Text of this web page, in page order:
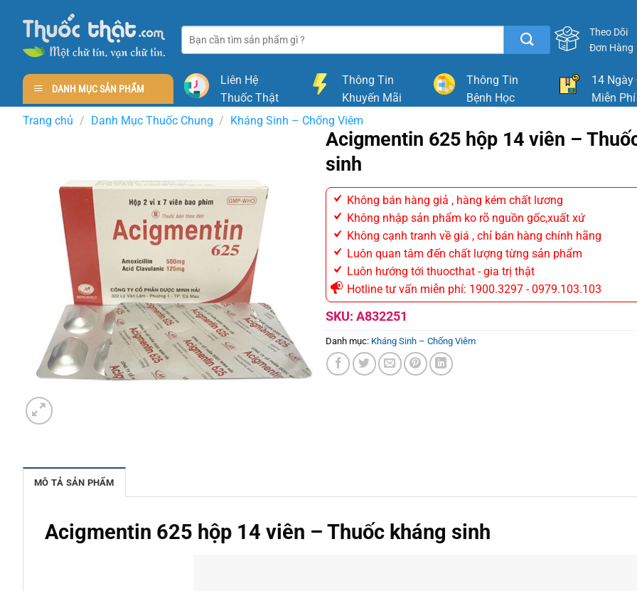
content
kiếm:
Theo Dõi
Đơn Hàng
DANH MỤC SẢN PHẨM
Liên Hệ
Thuốc Thật
Thông Tin
Khuyến Mãi
Thông Tin
Bệnh Học
14 Ngày
Miễn
Trang chủ / Danh Mục Thuốc Chung / Kháng Sinh – Chống Viêm
Acigmentin 625 hộp 14 viên –
sinh
Không bán hàng giả , hàng kém chất lương
Không nhập sản phẩm ko rõ nguồn gốc,xuất xứ
Không cạnh tranh về giá , chỉ bán hàng chính hãng
Luôn quan tâm đến chất lượng từng sản phẩm
Luôn hướng tới thuocthat - gia trị thật
Hotline tư vấn miễn phí: 1900.3297 - 0979.103.103
SKU: A832251
Danh mục: Kháng Sinh – Chống Viêm
MÔ TẢ SẢN PHẨM
Acigmentin 625 hộp 14 viên – Thuốc kháng sinh